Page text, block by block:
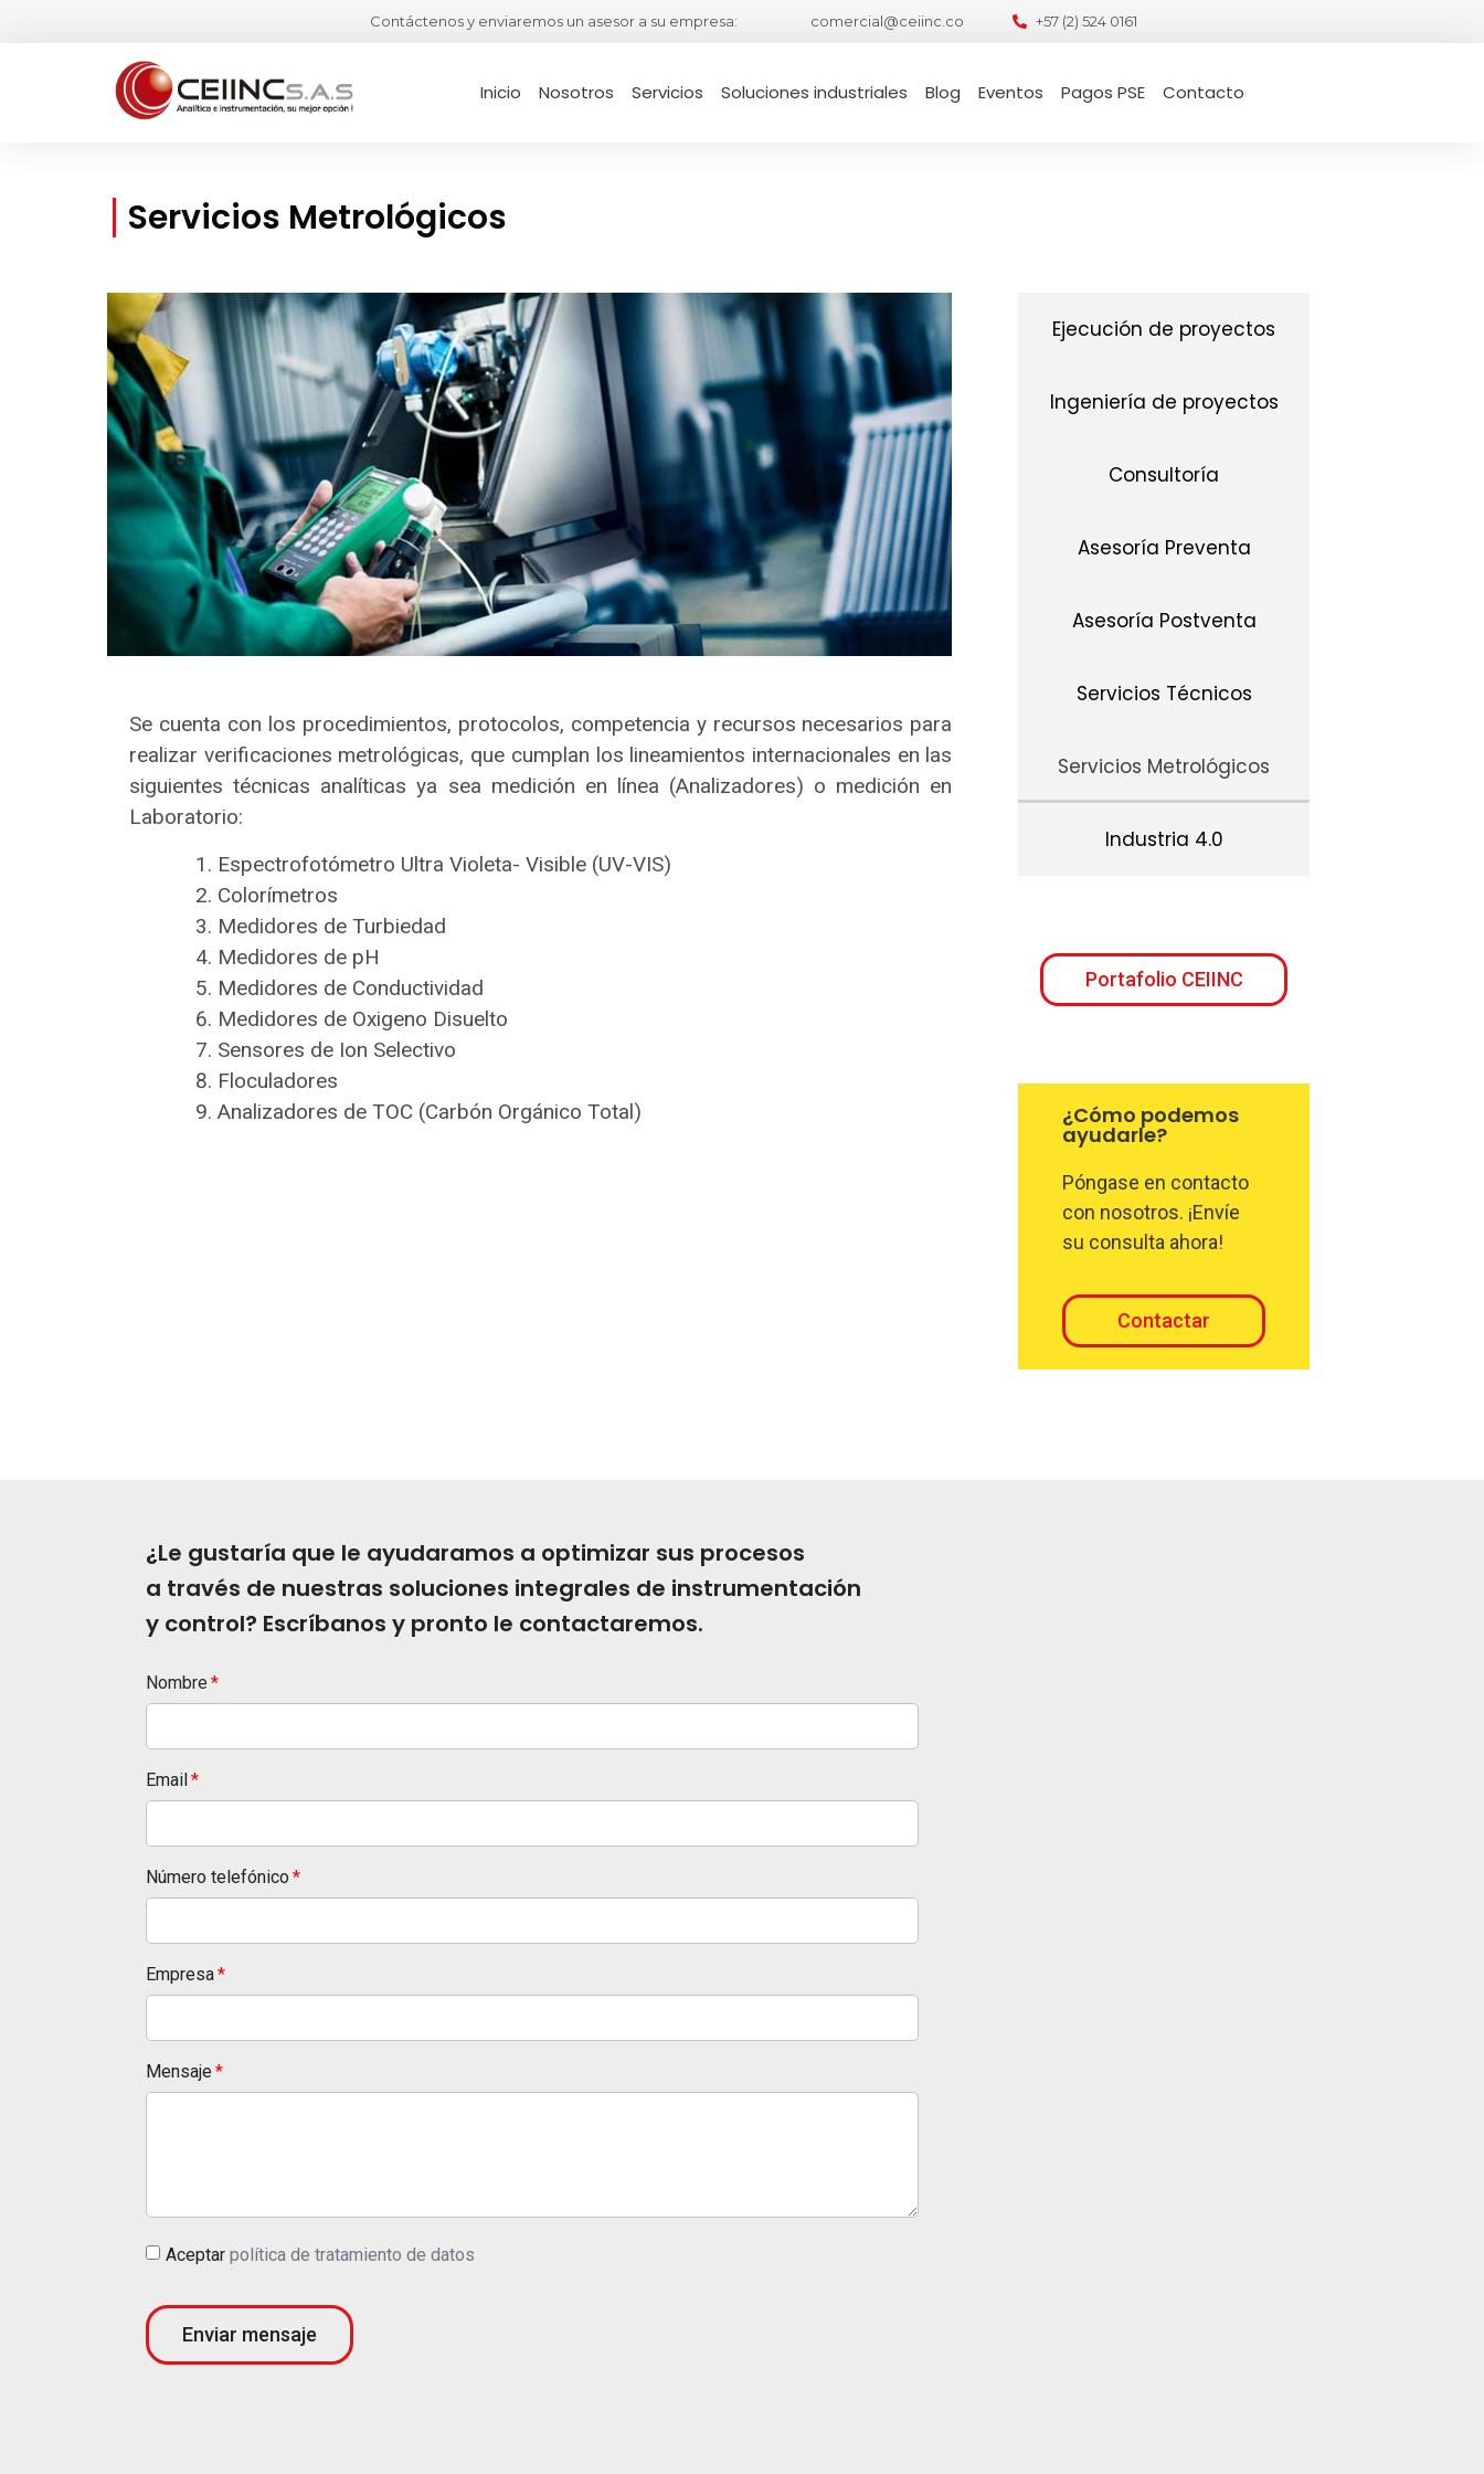
Contáctenos y enviaremos un asesor a su empresa: comercial@ceiinc.co +57 (2) 524 0161
Inicio Nosotros Servicios Soluciones industriales Blog Eventos Pagos PSE Contacto
Servicios Metrológicos
Se cuenta con los procedimientos, protocolos, competencia y recursos necesarios para
realizar verificaciones metrológicas, que cumplan los lineamientos internacionales en las
siguientes técnicas analíticas ya sea medición en línea (Analizadores) o medición en
Laboratorio:
Espectrofotómetro Ultra Violeta- Visible (UV-VIS)
Colorímetros
Medidores de Turbiedad
Medidores de pH
Medidores de Conductividad
Medidores de Oxigeno Disuelto
Sensores de Ion Selectivo
Floculadores
Analizadores de TOC (Carbón Orgánico Total)
Ejecución de proyectos
Ingeniería de proyectos
Consultoría
Asesoría Preventa
Asesoría Postventa
Servicios Técnicos
Servicios Metrológicos
Industria 4.0
Portafolio CEIINC
¿Cómo podemos
ayudarle?
Póngase en contacto
con nosotros. ¡Envíe
su consulta ahora!
Contactar
¿Le gustaría que le ayudaramos a optimizar sus procesos
a través de nuestras soluciones integrales de instrumentación
y control? Escríbanos y pronto le contactaremos.
Nombre
Email
Número telefónico
Empresa
Mensaje
Aceptar política de tratamiento de datos
Enviar mensaje